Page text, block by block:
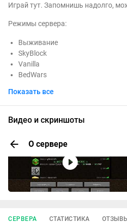
О сервере
Играй тут. Запомнишь надолго,
Режимы сервера:
Выживание
SkyBlock
Vanilla
BedWars
MurderMystery
TheBridge
Party Games
Village Defense
TNT Tag
Mini Walls
Prop Hunt
Bomb Lobbers
Quake
Показать все
Видео и скриншоты
СЕРВЕРА СТАТИСТИКА